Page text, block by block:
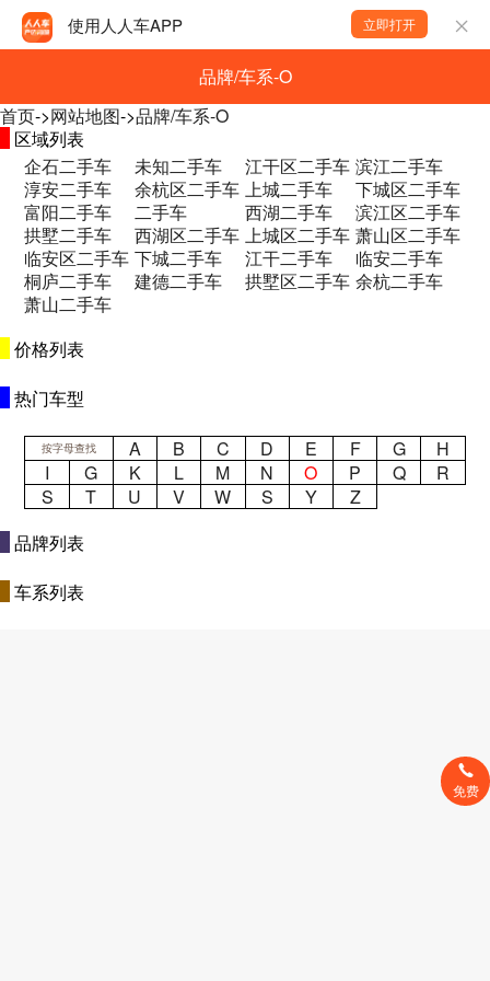
使用人人车APP 立即打开
品牌/车系-O
首页->网站地图->品牌/车系-O
区域列表
企石二手车
未知二手车 江干区二手车 滨江二手车
淳安二手车
余杭区二手车 上城二手车
下城区二手车
富阳二手车
二手车 西湖二手车
滨江区二手车
拱墅二手车
西湖区二手车 上城区二手车 萧山区二手车
临安区二手车 下城二手车 江干二手车
临安二手车
桐庐二手车
建德二手车 拱墅区二手车 余杭二手车
萧山二手车
价格列表
热门车型
按字母查找 A B C D E F G
H
I
G K L M N O P Q
R
S
T U V W S Y
Z
品牌列表
车系列表
免费